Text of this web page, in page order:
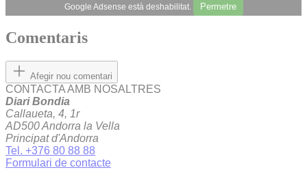
Google Adsense està deshabilitat. Permetre
Comentaris
Afegir nou comentari
CONTACTA AMB NOSALTRES
Diari Bondia
Callaueta, 4, 1r
AD500 Andorra la Vella
Principat d'Andorra
Tel. +376 80 88 88
Formulari de contacte